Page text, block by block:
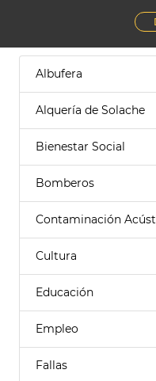
Albufera
Alquería de Solache
Bienestar Social
Bomberos
Contaminación
Cultura
Educación
Empleo
Fallas